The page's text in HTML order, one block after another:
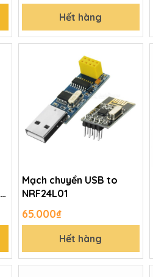
Hết hàng
Mạch chuyển USB to
NRF24L01
65.000₫
Hết hàng